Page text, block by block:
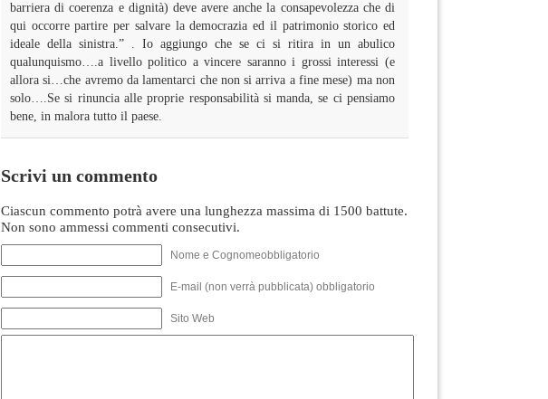
barriera di coerenza e dignità) deve avere anche la consapevolezza che di
qui occorre partire per salvare la democrazia ed il patrimonio storico ed
ideale della sinistra.” . Io aggiungo che se ci si ritira in un abulico
qualunquismo….a livello politico a vincere saranno i grossi interessi (e
allora si…che avremo da lamentarci che non si arriva a fine mese) ma non
solo….Se si rinuncia alle proprie responsabilità si manda, se ci pensiamo
bene, in malora tutto il paese.
Scrivi un commento
Ciascun commento potrà avere una lunghezza massima di 1500 battute.
Non sono ammessi commenti consecutivi.
Nome e Cognomeobbligatorio
E-mail (non verrà pubblicata) obbligatorio
Sito Web